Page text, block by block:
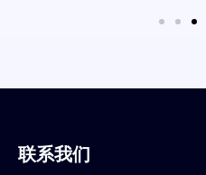
联系我们